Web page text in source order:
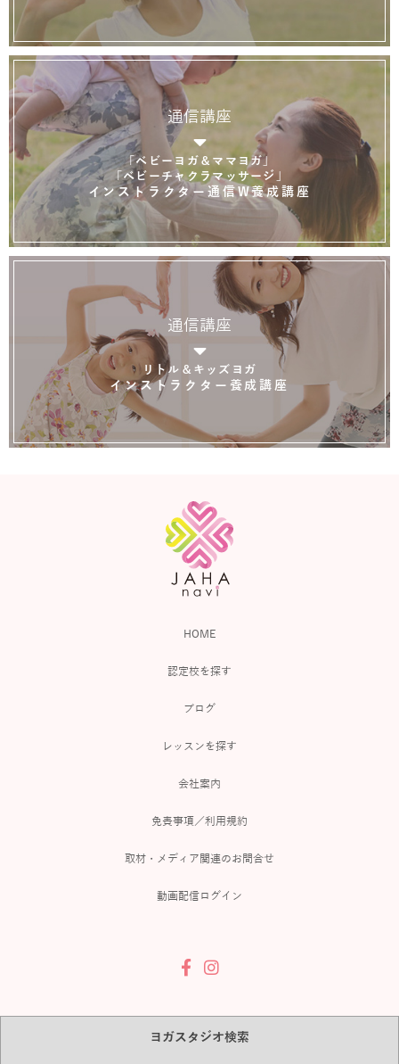
通信講座
「ベビーヨガ＆ママヨガ」
「ベビーチャクラマッサージ」
インストラクター通信W養成講座
通信講座
リトル＆キッズヨガ
インストラクター養成講座
HOME
認定校を探す
ブログ
レッスンを探す
会社案内
免責事項／利用規約
取材・メディア関連のお問合せ
動画配信ログイン
ヨガスタジオ検索